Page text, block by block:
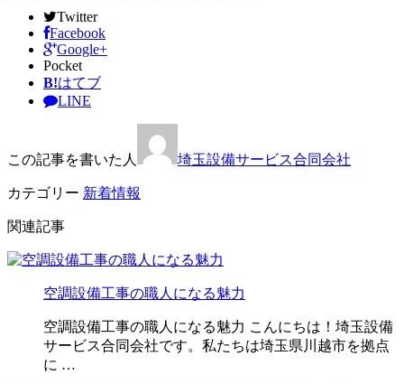
Twitter
Facebook
Google+
Pocket
B!はてブ
LINE
この記事を書いた人 埼玉設備サービス合同会社
カテゴリー 新着情報
関連記事
空調設備工事の職人になる魅力
空調設備工事の職人になる魅力 こんにちは！埼玉設備
サービス合同会社です。私たちは埼玉県川越市を拠点
に …